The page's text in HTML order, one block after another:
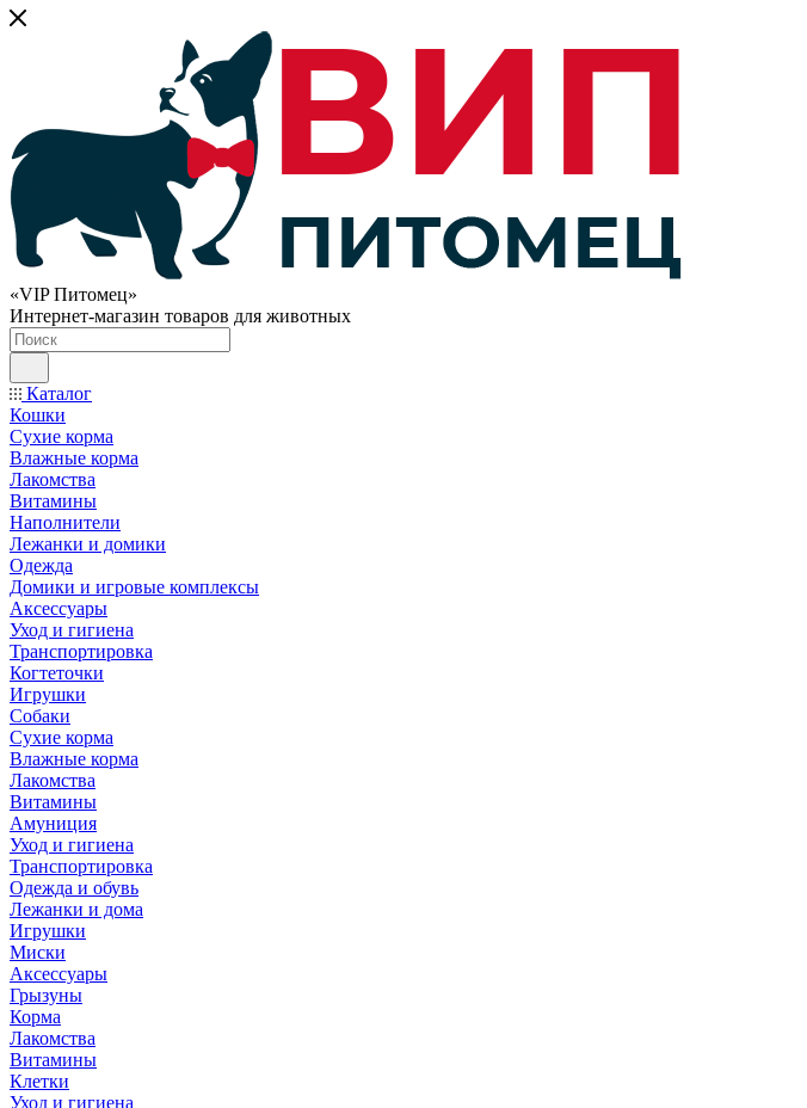
«VIP Питомец»
Интернет-магазин товаров для животных
Каталог
Кошки
Сухие корма
Влажные корма
Лакомства
Витамины
Наполнители
Лежанки и домики
Одежда
Домики и игровые комплексы
Аксессуары
Уход и гигиена
Транспортировка
Когтеточки
Игрушки
Собаки
Сухие корма
Влажные корма
Лакомства
Витамины
Амуниция
Уход и гигиена
Транспортировка
Одежда и обувь
Лежанки и дома
Игрушки
Миски
Аксессуары
Грызуны
Корма
Лакомства
Витамины
Клетки
Уход и гигиена